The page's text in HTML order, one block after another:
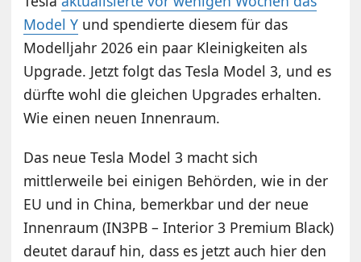
Model Y und spendierte diesem für das
Modelljahr 2026 ein paar Kleinigkeiten als
Upgrade. Jetzt folgt das Tesla Model 3, und es
dürfte wohl die gleichen Upgrades erhalten.
Wie einen neuen Innenraum.
Das neue Tesla Model 3 macht sich
mittlerweile bei einigen Behörden, wie in der
EU und in China, bemerkbar und der neue
Innenraum (IN3PB – Interior 3 Premium Black)
deutet darauf hin, dass es jetzt auch hier den